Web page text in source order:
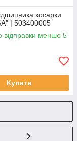
косарки
| 503400005
відправки менше 5
Купити